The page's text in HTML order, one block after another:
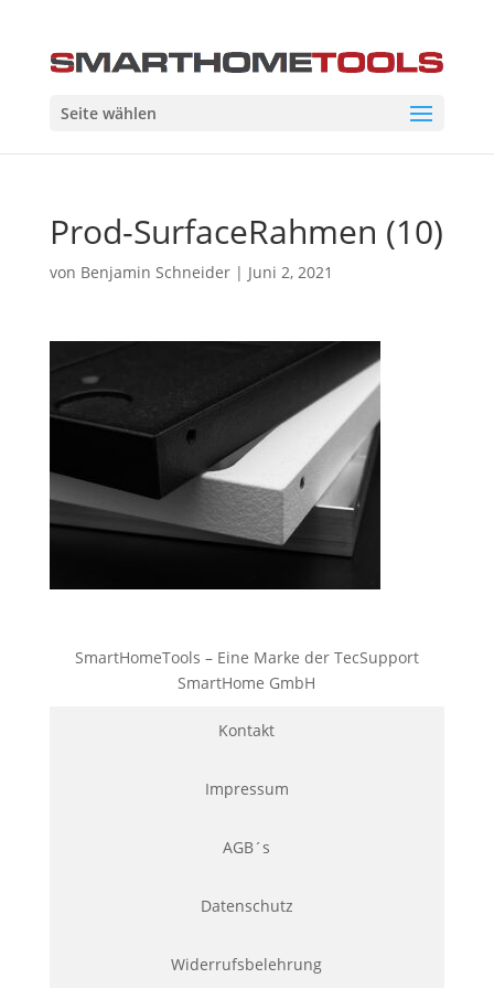
Seite wählen
Prod-SurfaceRahmen (10)
von Benjamin Schneider| Juni 2, 2021
SmartHomeTools – Eine Marke der TecSupport
SmartHome GmbH
Kontakt
Impressum
AGB´s
Datenschutz
Widerrufsbelehrung